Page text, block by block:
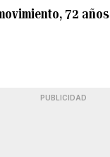
72
PUBLICIDAD